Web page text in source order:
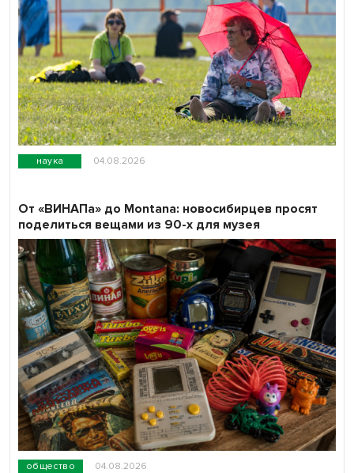
наука 04.08.2026
общество 04.08.2026
От «ВИНАПа» до Montana: новосибирцев просят
поделиться вещами из 90-х для музея